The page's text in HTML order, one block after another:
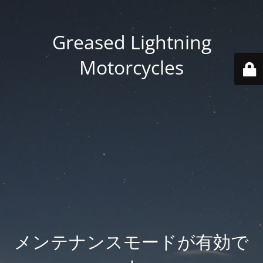
Greased Lightning
Motorcycles
メンテナンスモードが有効で